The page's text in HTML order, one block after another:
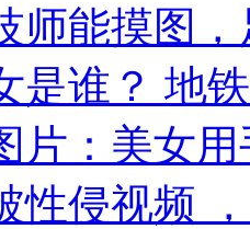
师能摸图
是谁？ 地
片：美女
性侵视频